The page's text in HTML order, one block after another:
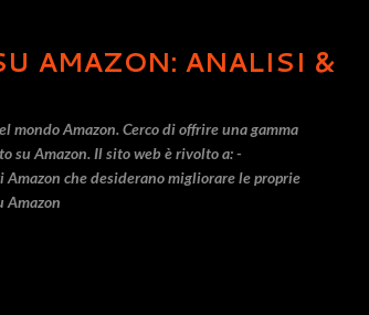
AMAZON: ANALISI &
Amazon. Cerco di offrire una gamma
su Amazon. Il sito web è rivolto a: -
che desiderano migliorare le proprie
Amazon